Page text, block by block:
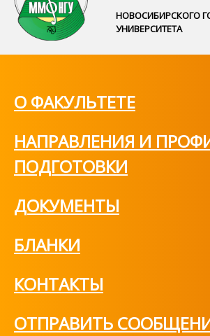
НОВОСИБИРСКОГО
УНИВЕРСИТЕТА
О ФАКУЛЬТЕТЕ
НАПРАВЛЕНИЯ И
ПОДГОТОВКИ
ДОКУМЕНТЫ
БЛАНКИ
КОНТАКТЫ
ОТПРАВИТЬ